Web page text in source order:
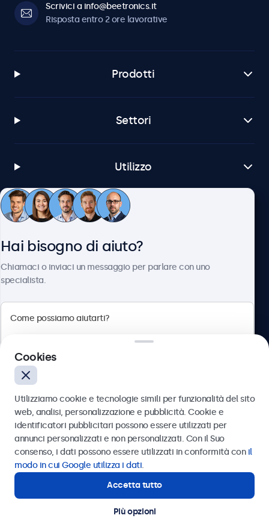
Scrivici a info@beetronics.it
Risposta entro 2 ore lavorative
Prodotti
Settori
Utilizzo
Servizio Clienti
Italiano
© 2026 Beetronics
Hai bisogno di aiuto?
Chiamaci o inviaci un messaggio per parlare con uno
specialista.
Inviare
Oppure chiamaci al
Contatta i nostri esperti
Cookies
Utilizziamo cookie e tecnologie simili per funzionalità del sito
web, analisi, personalizzazione e pubblicità. Cookie e
identificatori pubblicitari possono essere utilizzati per
annunci personalizzati e non personalizzati. Con il Suo
consenso, i dati possono essere utilizzati in conformità con il
modo in cui Google utilizza i dati.
Accetta tutto
Più opzioni